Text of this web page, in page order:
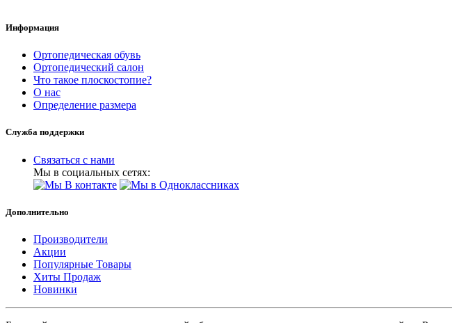
Информация
Ортопедическая обувь
Ортопедический салон
Что такое плоскостопие?
О нас
Определение размера
Служба поддержки
Связаться с нами
Мы в социальных сетях:
Дополнительно
Производители
Акции
Популярные Товары
Хиты Продаж
Новинки